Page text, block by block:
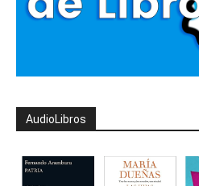
AudioLibros